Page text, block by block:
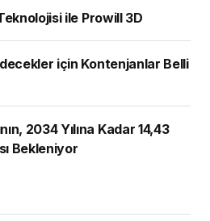
ile Prowill 3D
Kontenjanlar Belli
2034 Yılına Kadar 14,43
Bekleniyor